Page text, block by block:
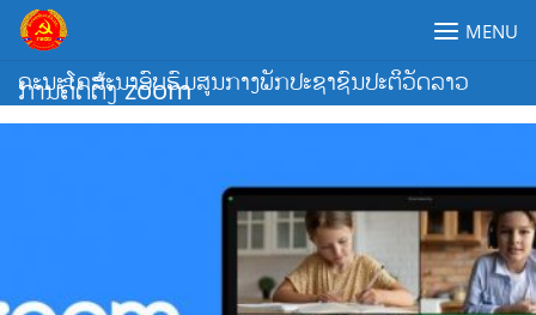
Skip
content
ຄະນະໂຄສະນາອົບຮົມສູນກາງພັກປະຊາຊົນປະຕິວັດລາວ
MENU
ການຄິດຕັ້ງ zoom